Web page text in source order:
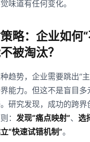
味道有任何变化。
略：企业如何
被淘汰？
趋势，企业需要跳出“
能力。但这不是盲目多
研究发现，成功的跨界
： 发现“痛点映射”、 选
“快速试错机制”。